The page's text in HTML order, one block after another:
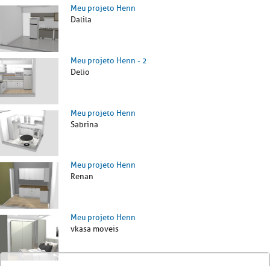
Meu projeto Henn
Dalila
Meu projeto Henn - 2
Delio
Meu projeto Henn
Sabrina
Meu projeto Henn
Renan
Meu projeto Henn
vkasa moveis